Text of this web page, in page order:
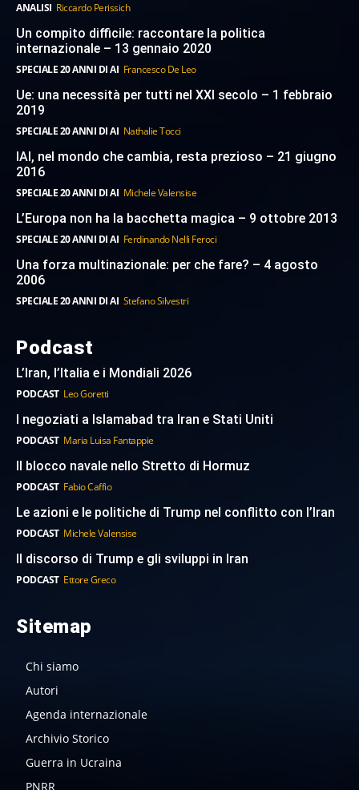
ANALISI Riccardo Perissich
Un compito difficile: raccontare la politica
internazionale – 13 gennaio 2020
SPECIALE 20 ANNI DI AI Francesco De Leo
Ue: una necessità per tutti nel XXI secolo – 1 febbraio
2019
SPECIALE 20 ANNI DI AI Nathalie Tocci
IAI, nel mondo che cambia, resta prezioso – 21 giugno
2016
SPECIALE 20 ANNI DI AI Michele Valensise
L’Europa non ha la bacchetta magica – 9 ottobre 2013
SPECIALE 20 ANNI DI AI Ferdinando Nelli Feroci
Una forza multinazionale: per che fare? – 4 agosto
2006
SPECIALE 20 ANNI DI AI Stefano Silvestri
Podcast
L’Iran, l’Italia e i Mondiali 2026
PODCAST Leo Goretti
I negoziati a Islamabad tra Iran e Stati Uniti
PODCAST Maria Luisa Fantappie
Il blocco navale nello Stretto di Hormuz
PODCAST Fabio Caffio
Le azioni e le politiche di Trump nel conflitto con l’Iran
PODCAST Michele Valensise
Il discorso di Trump e gli sviluppi in Iran
PODCAST Ettore Greco
Sitemap
Chi siamo
Autori
Agenda internazionale
Archivio Storico
Guerra in Ucraina
PNRR